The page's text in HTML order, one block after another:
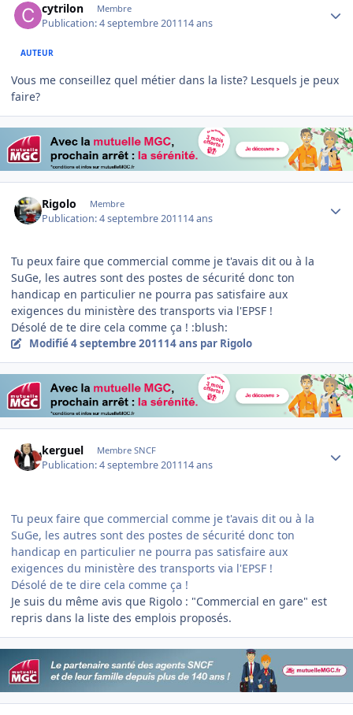
cytrilon Membre
Publication:4 septembre 201114 ans
AUTEUR
Vous me conseillez quel métier dans la liste? Lesquels je peux
faire?
Rigolo Membre
Publication:4 septembre 201114 ans
Tu peux faire que commercial comme je t'avais dit ou à la
SuGe, les autres sont des postes de sécurité donc ton
handicap en particulier ne pourra pas satisfaire aux
exigences du ministère des transports via l'EPSF !
Désolé de te dire cela comme ça ! :blush:
Modifié4 septembre 201114 ans par Rigolo
kerguel Membre SNCF
Publication:4 septembre 201114 ans
Tu peux faire que commercial comme je t'avais dit ou à la
SuGe, les autres sont des postes de sécurité donc ton
handicap en particulier ne pourra pas satisfaire aux
exigences du ministère des transports via l'EPSF !
Désolé de te dire cela comme ça !
Je suis du même avis que Rigolo : "Commercial en gare" est
repris dans la liste des emplois proposés.